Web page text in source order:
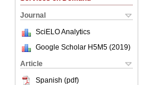
Journal
SciELO Analytics
Google Scholar H5M5 (2019)
Article
Spanish (pdf)